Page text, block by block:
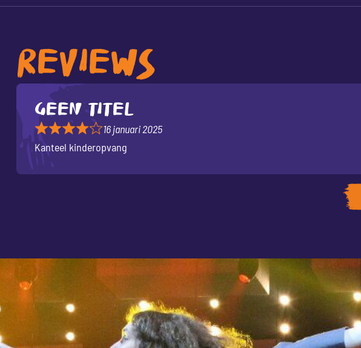
REVIEWS
Geen titel
16 januari 2025
Kanteel kinderopvang